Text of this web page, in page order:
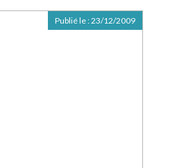
Publié le :23/12/2009